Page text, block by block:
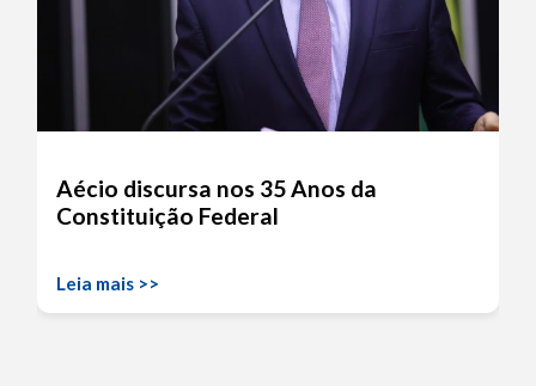
Aécio discursa nos 35 Anos da
Constituição Federal
Leia mais >>